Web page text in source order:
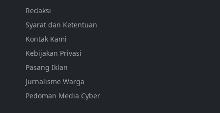
Redaksi
Syarat dan Ketentuan
Kontak Kami
Kebijakan Privasi
Pasang Iklan
Jurnalisme Warga
Pedoman Media Cyber